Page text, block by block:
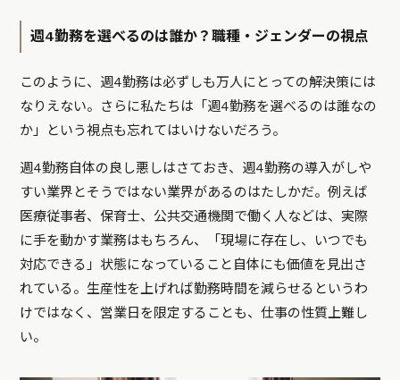
週4勤務を選べるのは誰か？職種・ジェンダーの視点
このように、週4勤務は必ずしも万人にとっての解決策には
なりえない。さらに私たちは「週4勤務を選べるのは誰なの
か」という視点も忘れてはいけないだろう。
週4勤務自体の良し悪しはさておき、週4勤務の導入がしや
すい業界とそうではない業界があるのはたしかだ。例えば
医療従事者、保育士、公共交通機関で働く人などは、実際
に手を動かす業務はもちろん、「現場に存在し、いつでも
対応できる」状態になっていること自体にも価値を見出さ
れている。生産性を上げれば勤務時間を減らせるというわ
けではなく、営業日を限定することも、仕事の性質上難し
い。